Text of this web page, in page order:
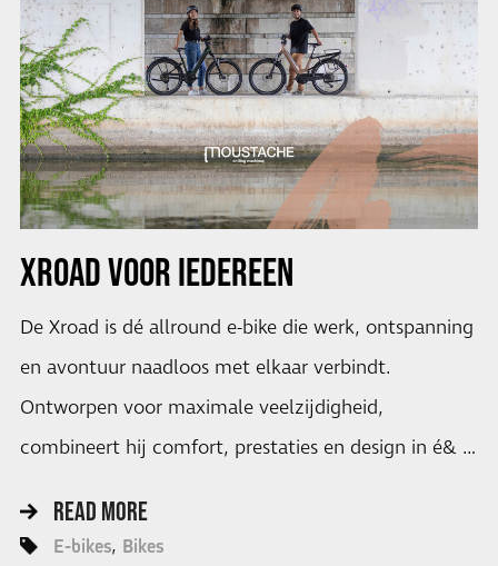
XROAD VOOR IEDEREEN
De Xroad is dé allround e-bike die werk, ontspanning
en avontuur naadloos met elkaar verbindt.
Ontworpen voor maximale veelzijdigheid,
combineert hij comfort, prestaties en design in é& …
READ MORE
E-bikes Bikes